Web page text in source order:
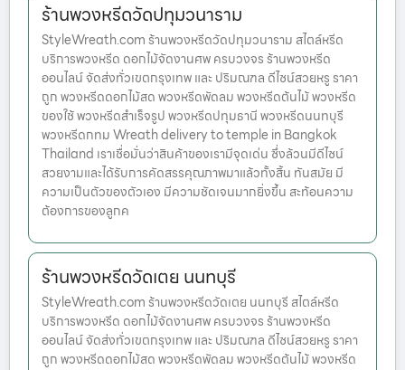
ร้านพวงหรีดวัดปทุมวนาราม
StyleWreath.com ร้านพวงหรีดวัดปทุมวนาราม สไตล์หรีด
บริการพวงหรีด ดอกไม้จัดงานศพ ครบวงจร ร้านพวงหรีด
ออนไลน์ จัดส่งทั่วเขตกรุงเทพ และ ปริมณฑล ดีไซน์สวยหรู ราคา
ถูก พวงหรีดดอกไม้สด พวงหรีดพัดลม พวงหรีดต้นไม้ พวงหรีด
ของใช้ พวงหรีดสำเร็จรูป พวงหรีดปทุมธานี พวงหรีดนนทบุรี
พวงหรีดกทม Wreath delivery to temple in Bangkok
Thailand เราเชื่อมั่นว่าสินค้าของเรามีจุดเด่น ซึ่งล้วนมีดีไซน์
สวยงามและได้รับการคัดสรรคุณภาพมาแล้วทั้งสิ้น ทันสมัย มี
ความเป็นตัวของตัวเอง มีความชัดเจนมากยิ่งขึ้น สะท้อนความ
ต้องการของลูกค
ร้านพวงหรีดวัดเตย นนทบุรี
StyleWreath.com ร้านพวงหรีดวัดเตย นนทบุรี สไตล์หรีด
บริการพวงหรีด ดอกไม้จัดงานศพ ครบวงจร ร้านพวงหรีด
ออนไลน์ จัดส่งทั่วเขตกรุงเทพ และ ปริมณฑล ดีไซน์สวยหรู ราคา
ถูก พวงหรีดดอกไม้สด พวงหรีดพัดลม พวงหรีดต้นไม้ พวงหรีด